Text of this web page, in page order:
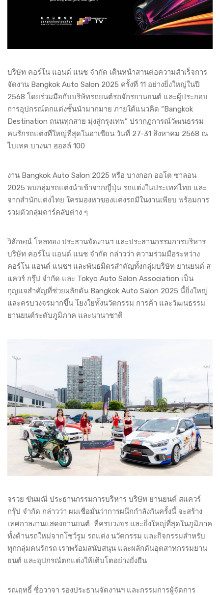
บริษัท คอร์โน แอนด์ แนช จำกัด เดินหน้าสานต่อความสำเร็จการ
จัดงาน Bangkok Auto Salon 2025 ครั้งที่ 11 อย่างยิ่งใหญ่ในปี
2568 โดยร่วมมือกับบริษัทรถยนต์รถจักรยานยนต์ และผู้ประกอบ
การอุปกรณ์ตกแต่งชั้นนำมากมาย ภายใต้แนวคิด “Bangkok
Destination ถนนทุกสาย มุ่งสู่กรุงเทพ” ปรากฏการณ์วัฒนธรรม
คนรักรถแต่งที่ใหญ่ที่สุดในอาเซียน วันที่ 27-31 สิงหาคม 2568 ณ
ไบเทค บางนา ฮอลล์ 100
งาน Bangkok Auto Salon 2025 หรือ บางกอก ออโต ซาลอน
2025 พบกลุ่มรถแต่งนำเข้าจากญี่ปุ่น รถแต่งในประเทศไทย และ
จากสำนักแต่งไทย ใครมองหาของแต่งรถมีในงานเพียบ พร้อมการ
รวมตัวกลุ่มคาร์คลับต่าง ๆ
วิลักษณ์ โหลทอง ประธานจัดงานฯ และประธานกรรมการบริหาร
บริษัท คอร์โน แอนด์ แนช จำกัด กล่าวว่า ความร่วมมือระหว่าง
คอร์โน แอนด์ แนชฯ และพันธมิตรสำคัญทั้งกลุ่มบริษัท ยานยนต์ ส
แควร์ กรุ๊ป จำกัด และ Tokyo Auto Salon Association เป็น
กุญแจสำคัญที่ช่วยผลักดัน Bangkok Auto Salon 2025 นี้ยิ่งใหญ่
และครบวงจรมากขึ้น โยงใยทั้งนวัตกรรม การค้า และวัฒนธรรม
ยานยนต์ระดับภูมิภาค และนานาชาติ
จรวย ขันมณี ประธานกรรมการบริหาร บริษัท ยานยนต์ สแควร์
กรุ๊ป จำกัด กล่าวว่า ผมเชื่อมั่นว่าการผนึกกำลังกันครั้งนี้ จะสร้าง
เทศกาลงานแสดงยานยนต์ ที่ครบวงจร และยิ่งใหญ่ที่สุดในภูมิภาค
ทั้งด้านรถใหม่จากโชว์รูม รถแต่ง นวัตกรรม และกิจกรรมสำหรับ
ทุกกลุ่มคนรักรถ เราพร้อมสนับสนุน และผลักดันอุตสาหกรรมยาน
ยนต์ และอุปกรณ์ตกแต่งให้เติบโตอย่างยั่งยืน
รณฤทธิ์ ซื่อวาจา รองประธานจัดงานฯ และกรรมการผู้จัดการ